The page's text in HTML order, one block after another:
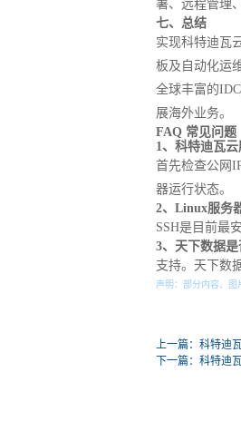
署、远程管理
七、总结
实现科特迪瓦
板及自动化运
全球丰富的
展海外业务。
FAQ 常见问题
1、科特迪瓦
首先检查公网
器运行状态。
2、Linux服务
SSH是目前最
3、天下数据是
支持。天下数
声明：部分内容、图
上一篇：科特迪
下一篇：科特迪